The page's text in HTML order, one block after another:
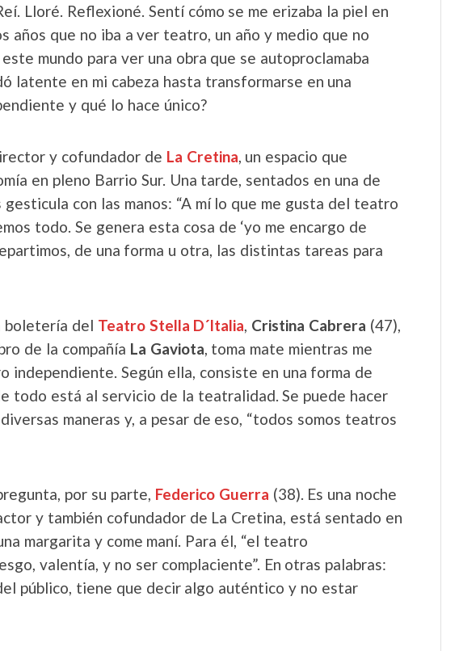
Lloré. Reflexioné. Sentí cómo se me erizaba la piel en
años que no iba a ver teatro, un año y medio que no
mundo para ver una obra que se autoproclamaba
latente en mi cabeza hasta transformarse en una
y qué lo hace único?
y cofundador de La Cretina, un espacio que
en pleno Barrio Sur. Una tarde, sentados en una de
gesticula con las manos: “A mí lo que me gusta del teatro
todo. Se genera esta cosa de ‘yo me encargo de
de una forma u otra, las distintas tareas para
boletería del Teatro Stella D´Italia, Cristina Cabrera (47),
de la compañía La Gaviota, toma mate mientras me
Según ella, consiste en una forma de
todo está al servicio de la teatralidad. Se puede hacer
maneras y, a pesar de eso, “todos somos teatros
por su parte, Federico Guerra (38). Es una noche
y también cofundador de La Cretina, está sentado en
margarita y come maní. Para él, “el teatro
valentía, y no ser complaciente”. En otras palabras:
público, tiene que decir algo auténtico y no estar